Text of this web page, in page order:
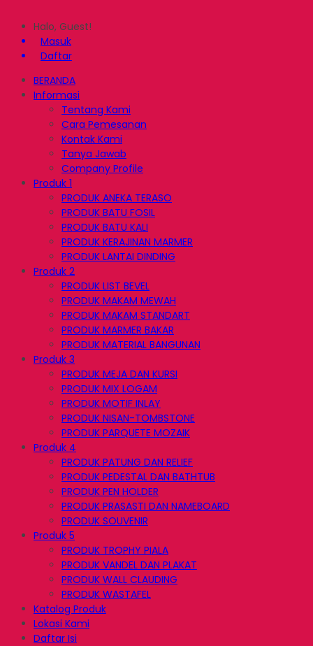
Halo, Guest!
Masuk
Daftar
BERANDA
Informasi
Tentang Kami
Cara Pemesanan
Kontak Kami
Tanya Jawab
Company Profile
Produk 1
PRODUK ANEKA TERASO
PRODUK BATU FOSIL
PRODUK BATU KALI
PRODUK KERAJINAN MARMER
PRODUK LANTAI DINDING
Produk 2
PRODUK LIST BEVEL
PRODUK MAKAM MEWAH
PRODUK MAKAM STANDART
PRODUK MARMER BAKAR
PRODUK MATERIAL BANGUNAN
Produk 3
PRODUK MEJA DAN KURSI
PRODUK MIX LOGAM
PRODUK MOTIF INLAY
PRODUK NISAN-TOMBSTONE
PRODUK PARQUETE MOZAIK
Produk 4
PRODUK PATUNG DAN RELIEF
PRODUK PEDESTAL DAN BATHTUB
PRODUK PEN HOLDER
PRODUK PRASASTI DAN NAMEBOARD
PRODUK SOUVENIR
Produk 5
PRODUK TROPHY PIALA
PRODUK VANDEL DAN PLAKAT
PRODUK WALL CLAUDING
PRODUK WASTAFEL
Katalog Produk
Lokasi Kami
Daftar Isi